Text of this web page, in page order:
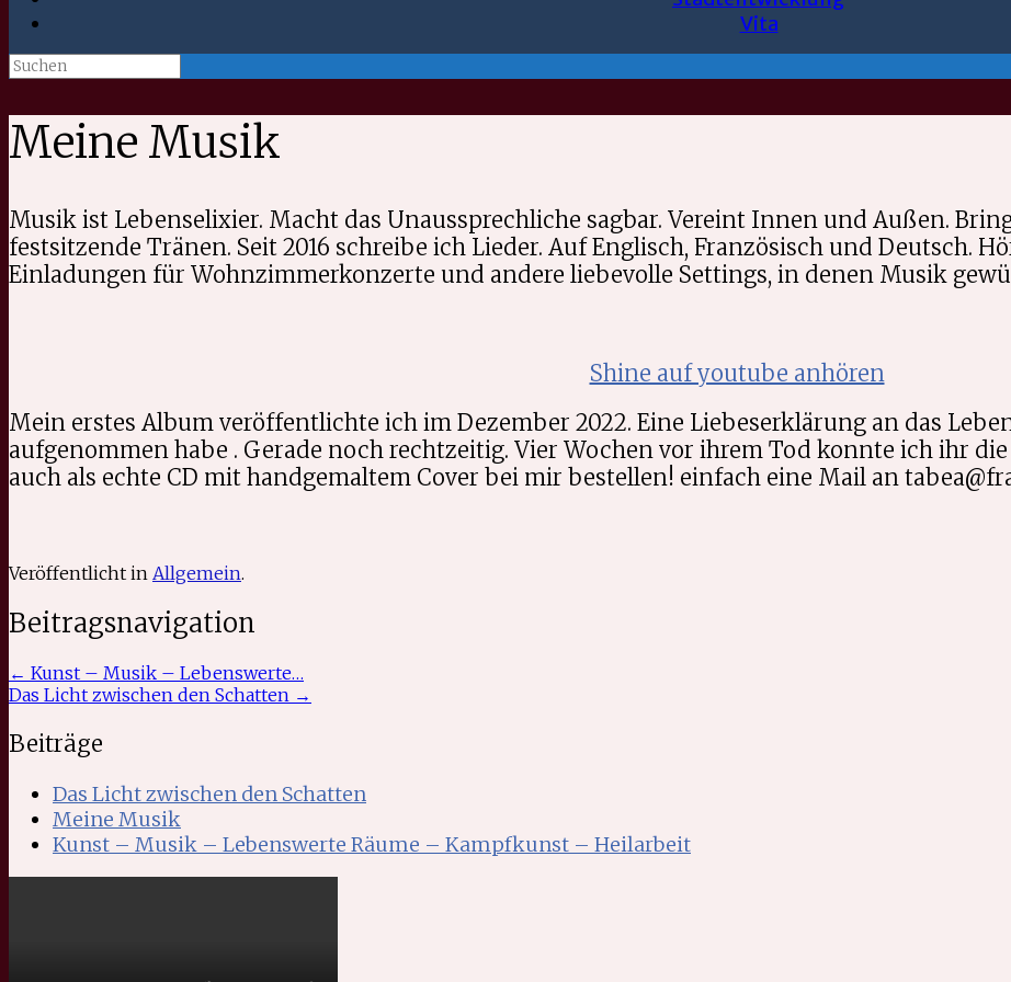
Vita
Suche
nach:
Meine Musik
Musik ist Lebenselixier. Macht das Unaussprechliche sagbar. Vereint Innen und Außen.
festsitzende Tränen. Seit 2016 schreibe ich Lieder. Auf Englisch, Französisch und Deutsch.
Einladungen für Wohnzimmerkonzerte und andere liebevolle Settings, in denen Musik
Shine auf youtube anhören
Mein erstes Album veröffentlichte ich im Dezember 2022. Eine Liebeserklärung an das
aufgenommen habe . Gerade noch rechtzeitig. Vier Wochen vor ihrem Tod konnte ich ihr
auch als echte CD mit handgemaltem Cover bei mir bestellen! einfach eine Mail an
Veröffentlicht in Allgemein.
Beitragsnavigation
← Kunst – Musik – Lebenswerte…
Das Licht zwischen den Schatten →
Beiträge
Das Licht zwischen den Schatten
Meine Musik
Kunst – Musik – Lebenswerte Räume – Kampfkunst – Heilarbeit